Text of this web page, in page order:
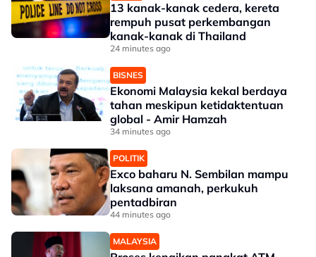
13 kanak-kanak cedera, kereta
rempuh pusat perkembangan
kanak-kanak di Thailand
24 minutes ago
BISNES
Ekonomi Malaysia kekal berdaya
tahan meskipun ketidaktentuan
global - Amir Hamzah
34 minutes ago
POLITIK
Exco baharu N. Sembilan mampu
laksana amanah, perkukuh
pentadbiran
44 minutes ago
MALAYSIA